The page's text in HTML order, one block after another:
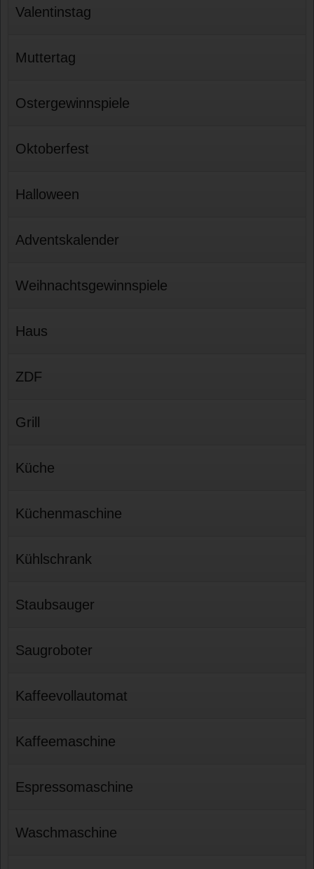
Valentinstag
Muttertag
Ostergewinnspiele
Oktoberfest
Halloween
Adventskalender
Weihnachtsgewinnspiele
Haus
ZDF
Grill
Küche
Küchenmaschine
Kühlschrank
Staubsauger
Saugroboter
Kaffeevollautomat
Kaffeemaschine
Espressomaschine
Waschmaschine